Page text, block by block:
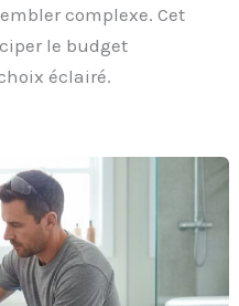
complexe. Cet
le budget
éclairé.